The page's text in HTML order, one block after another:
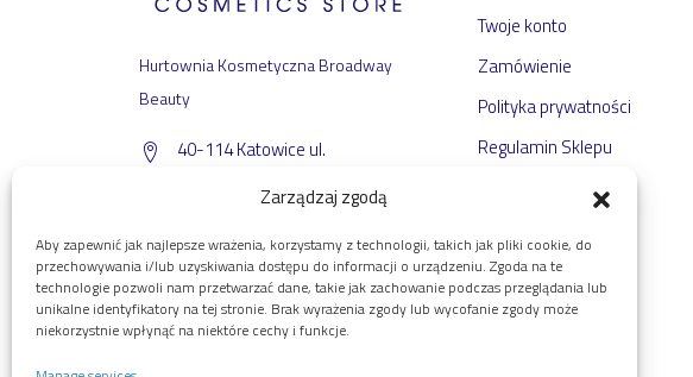
Zarządzaj zgodą
Aby zapewnić jak najlepsze wrażenia, korzystamy z technologii, takich jak pliki cookie, do
przechowywania i/lub uzyskiwania dostępu do informacji o urządzeniu. Zgoda na te
technologie pozwoli nam przetwarzać dane, takie jak zachowanie podczas przeglądania lub
unikalne identyfikatory na tej stronie. Brak wyrażenia zgody lub wycofanie zgody może
niekorzystnie wpłynąć na niektóre cechy i funkcje.
Hurtownia Kosmetyczna Broadway
Beauty
40-114 Katowice ul.
sklep@broadwaybeauty.pl
+48 572 722 286
Twoje konto
Zamówienie
Polityka prywatności
Regulamin Sklepu